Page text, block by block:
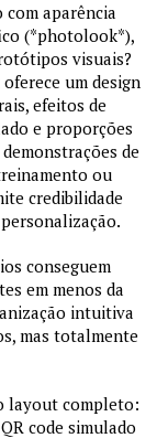
aparência
(*photolook*),
visuais?
oferece um design
efeitos de
e proporções
de
ou
credibilidade
conseguem
em menos da
intuitiva
mas totalmente
layout completo:
code simulado